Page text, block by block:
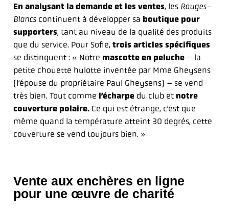
En analysant la demande et les ventes, les Rouges-
Blancs continuent à développer sa boutique pour
supporters, tant au niveau de la qualité des produits
que du service. Pour Sofie, trois articles spécifiques
se distinguent : « Notre mascotte en peluche – la
petite chouette hulotte inventée par Mme Gheysens
(l’épouse du propriétaire Paul Gheysens) – se vend
très bien. Tout comme l’écharpe du club et notre
couverture polaire. Ce qui est étrange, c’est que
même quand la température atteint 30 degrés, cette
couverture se vend toujours bien. »
Vente aux enchères en ligne
pour une œuvre de charité